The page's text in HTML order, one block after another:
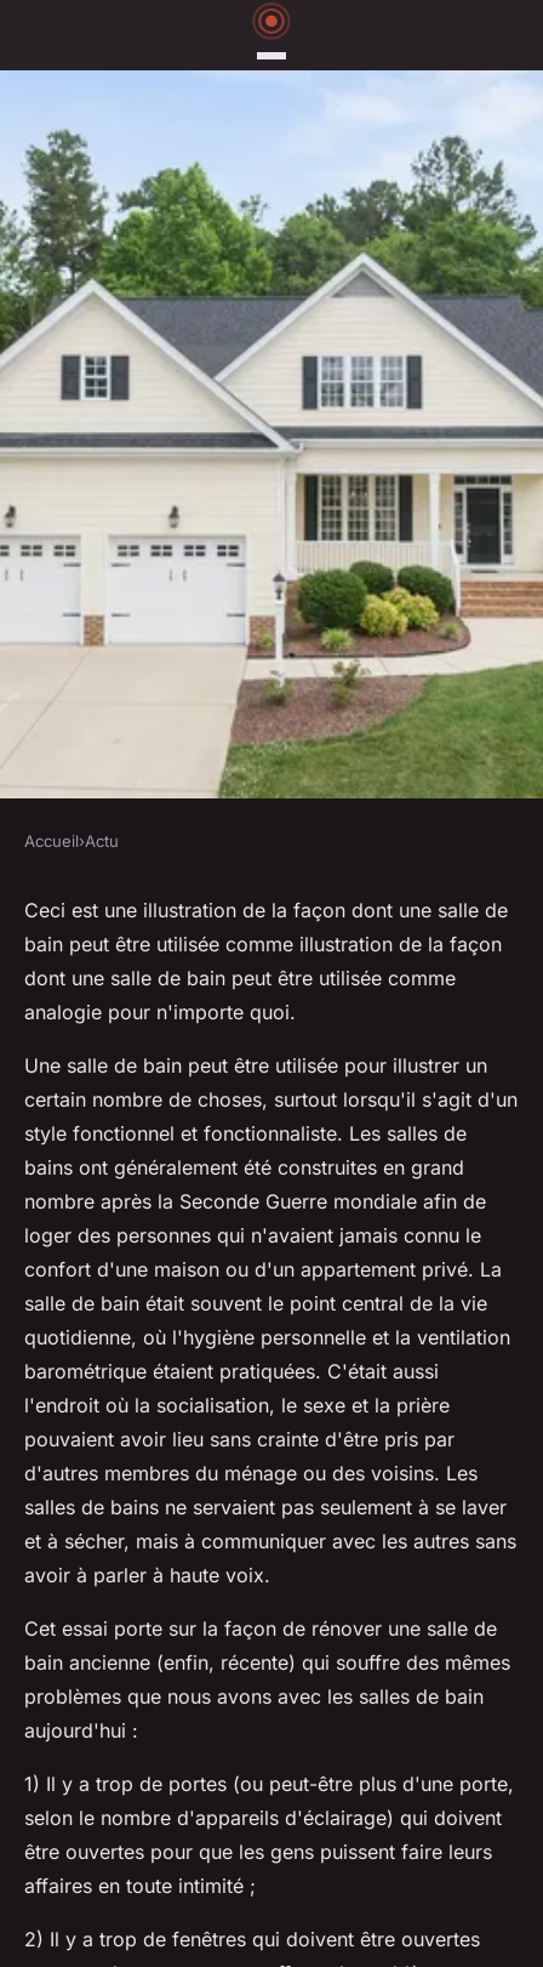
Des astuces
pour rénover sa salle de
bain pas cher !
Accueil›Actu
Ceci est une illustration de la façon dont une salle de
bain peut être utilisée comme illustration de la façon
dont une salle de bain peut être utilisée comme
analogie pour n'importe quoi.
Une salle de bain peut être utilisée pour illustrer un
certain nombre de choses, surtout lorsqu'il s'agit d'un
style fonctionnel et fonctionnaliste. Les salles de
bains ont généralement été construites en grand
nombre après la Seconde Guerre mondiale afin de
loger des personnes qui n'avaient jamais connu le
confort d'une maison ou d'un appartement privé. La
salle de bain était souvent le point central de la vie
quotidienne, où l'hygiène personnelle et la ventilation
barométrique étaient pratiquées. C'était aussi
l'endroit où la socialisation, le sexe et la prière
pouvaient avoir lieu sans crainte d'être pris par
d'autres membres du ménage ou des voisins. Les
salles de bains ne servaient pas seulement à se laver
et à sécher, mais à communiquer avec les autres sans
avoir à parler à haute voix.
Cet essai porte sur la façon de rénover une salle de
bain ancienne (enfin, récente) qui souffre des mêmes
problèmes que nous avons avec les salles de bain
aujourd'hui :
1) Il y a trop de portes (ou peut-être plus d'une porte,
selon le nombre d'appareils d'éclairage) qui doivent
être ouvertes pour que les gens puissent faire leurs
affaires en toute intimité ;
2) Il y a trop de fenêtres qui doivent être ouvertes